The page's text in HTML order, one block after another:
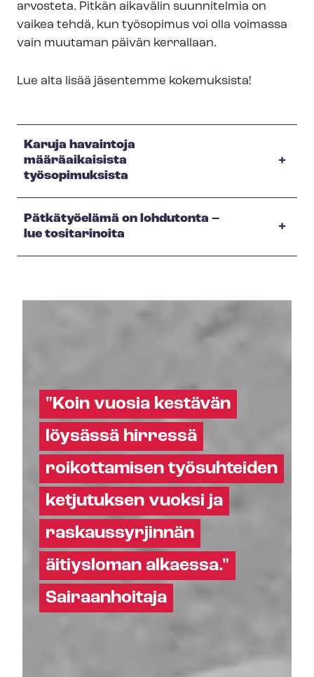
arvosteta. Pitkän aikavälin suunnitelmia on
vaikea tehdä, kun työsopimus voi olla voimassa
vain muutaman päivän kerrallaan.
Lue alta lisää jäsentemme kokemuksista!
Karuja havaintoja
määräaikaisista
työsopimuksista
Pätkätyöelämä on lohdutonta –
lue tositarinoita
"Koin vuosia kestävän
löysässä hirressä
roikottamisen työsuhteiden
ketjutuksen vuoksi ja
raskaussyrjinnän
äitiysloman alkaessa."
Sairaanhoitaja